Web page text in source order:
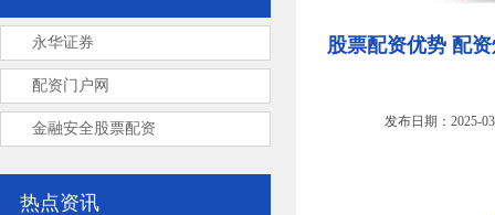
股票配资优势 配
发布日期：2025-
永华证券
配资门户网
金融安全股票配资
热点资讯